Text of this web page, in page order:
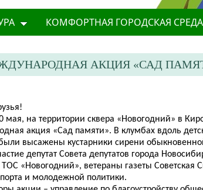
КОМФОРТНАЯ ГОРОДСКАЯ СРЕДА
АКЦИЯ «САД
мая, на территории сквера «Новогодний» в
акция «Сад памяти». В клумбах вдоль
высажены кустарники сирени
депутат Совета депутатов города
«Новогодний», ветераны газеты Советская
и молодежной политики.